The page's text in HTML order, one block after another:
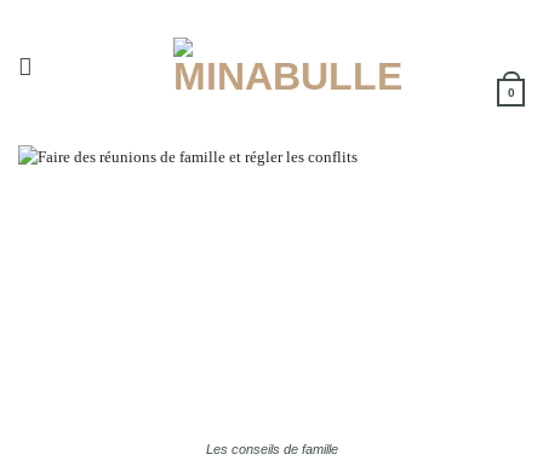
contenu
0
Les conseils de famille